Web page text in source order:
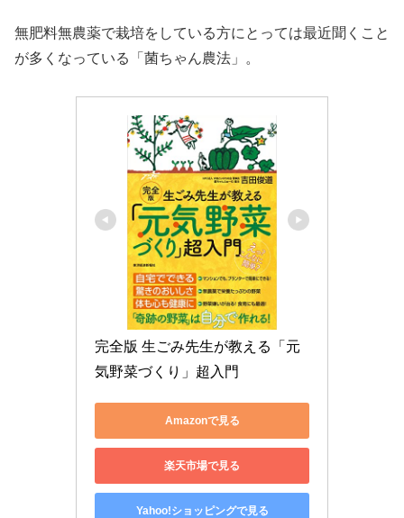
無肥料無農薬で栽培をしている方にとっては最近聞くこと
が多くなっている「菌ちゃん農法」。
完全版 生ごみ先生が教える「元
気野菜づくり」超入門
Amazonで見る
楽天市場で見る
Yahoo!ショッピングで見る